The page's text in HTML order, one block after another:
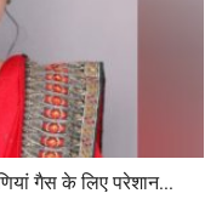
गैस के लिए परेशान...